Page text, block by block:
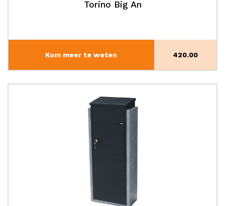
Torino Big An
Kom meer te weten 420.00